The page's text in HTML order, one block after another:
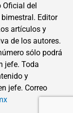
Oficial del
bimestral. Editor
artículos y
de los autores.
sólo podrá
jefe. Toda
y
jefe. Correo